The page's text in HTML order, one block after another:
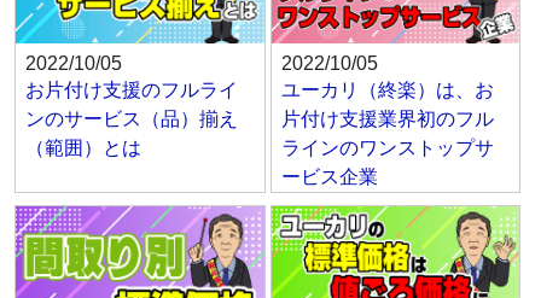
2022/10/05
お片付け支援のフルライ
ンのサービス（品）揃え
（範囲）とは
2022/10/05
ユーカリ（終楽）は、お
片付け支援業界初のフル
ラインのワンストップサ
ービス企業